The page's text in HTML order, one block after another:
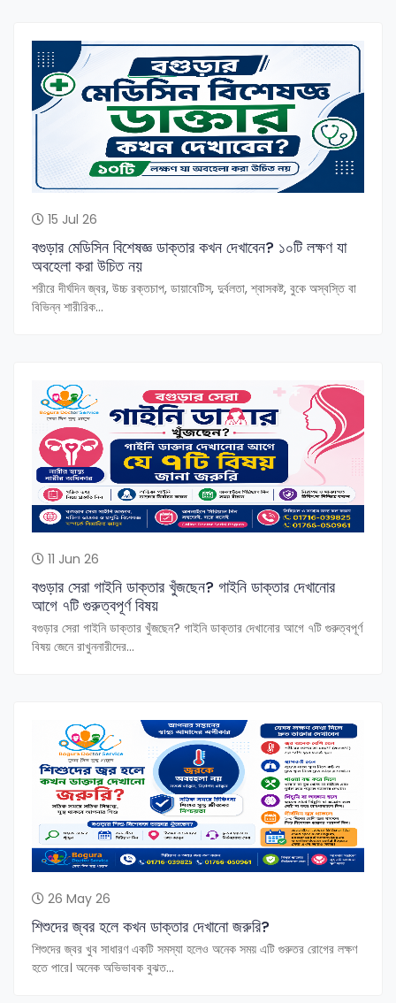
15 Jul 26
বগুড়ার মেডিসিন বিশেষজ্ঞ ডাক্তার কখন দেখাবেন? ১০টি লক্ষণ যা
অবহেলা করা উচিত নয়
শরীরে দীর্ঘদিন জ্বর, উচ্চ রক্তচাপ, ডায়াবেটিস, দুর্বলতা, শ্বাসকষ্ট, বুকে অস্বস্তি বা
বিভিন্ন শারীরিক...
11 Jun 26
বগুড়ার সেরা গাইনি ডাক্তার খুঁজছেন? গাইনি ডাক্তার দেখানোর
আগে ৭টি গুরুত্বপূর্ণ বিষয়
বগুড়ার সেরা গাইনি ডাক্তার খুঁজছেন? গাইনি ডাক্তার দেখানোর আগে ৭টি গুরুত্বপূর্ণ
বিষয় জেনে রাখুননারীদের...
26 May 26
শিশুদের জ্বর হলে কখন ডাক্তার দেখানো জরুরি?
শিশুদের জ্বর খুব সাধারণ একটি সমস্যা হলেও অনেক সময় এটি গুরুতর রোগের লক্ষণ
হতে পারে। অনেক অভিভাবক বুঝত...